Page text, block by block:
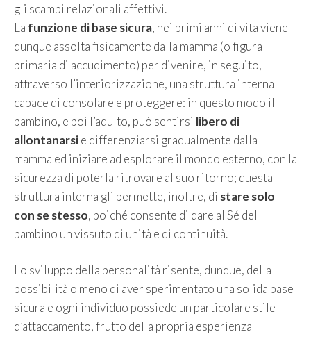
gli scambi relazionali affettivi.
La funzione di base sicura, nei primi anni di vita viene
dunque assolta fisicamente dalla mamma (o figura
primaria di accudimento) per divenire, in seguito,
attraverso l’interiorizzazione, una struttura interna
capace di consolare e proteggere: in questo modo il
bambino, e poi l’adulto, può sentirsi libero di
allontanarsie differenziarsi gradualmente dalla
mamma ed iniziare ad esplorare il mondo esterno, con la
sicurezza di poterla ritrovare al suo ritorno; questa
struttura interna gli permette, inoltre, di stare solo
con se stesso, poiché consente di dare al Sé del
bambino un vissuto di unità e di continuità.
Lo sviluppo della personalità risente, dunque, della
possibilità o meno di aver sperimentato una solida base
sicura e ogni individuo possiede un particolare stile
d’attaccamento, frutto della propria esperienza